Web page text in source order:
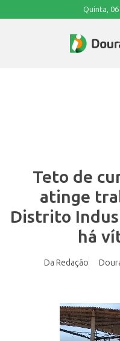
Quinta,
Teto de
atinge
Distrito
há
Da Redação